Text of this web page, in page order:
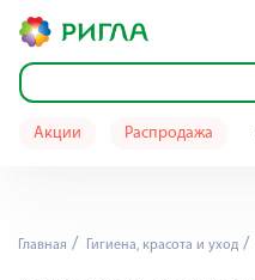
Акции Распродажа
Главная Гигиена, красота и уход